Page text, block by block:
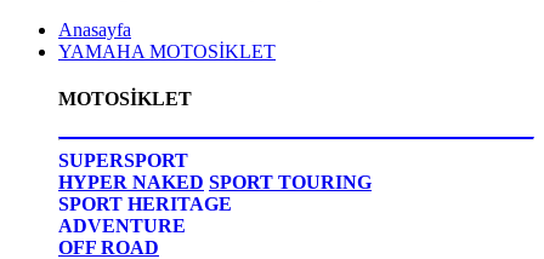
Anasayfa
YAMAHA MOTOSİKLET
MOTOSİKLET
SUPERSPORT
HYPER NAKED SPORT TOURING
SPORT HERITAGE
ADVENTURE
OFF ROAD